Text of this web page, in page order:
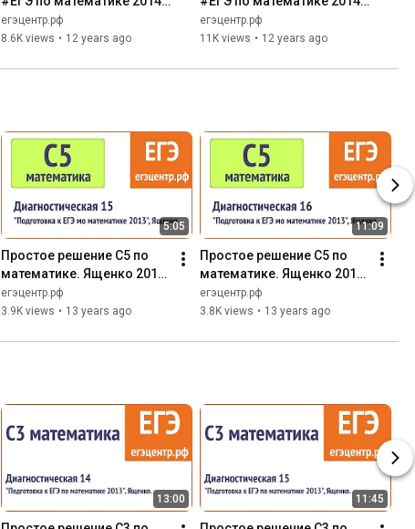
Параметр с модулем,
четность функции.
егэцентр.рф
8.6K views • 12 years ago
Параметр с модулем,
инвариантность.
егэцентр.рф
11K views • 12 years ago
5:05
Простое решение C5 по
математике. Ященко 2013,
диагностическая 15
егэцентр.рф
3.9K views • 13 years ago
11:09
Простое решение C5 по
математике. Ященко 2013,
диагностическая 16
егэцентр.рф
3.8K views • 13 years ago
13:00 11:45